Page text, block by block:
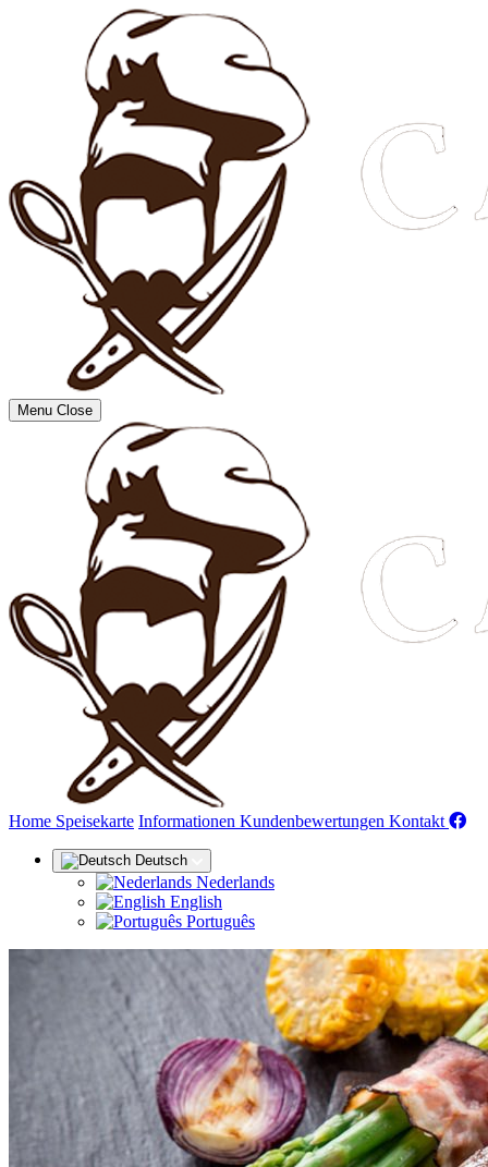
Menu Close
Home (aktuell)
Speisekarte Informationen Kundenbewertungen Kontakt
Deutsch
Nederlands
English
Português